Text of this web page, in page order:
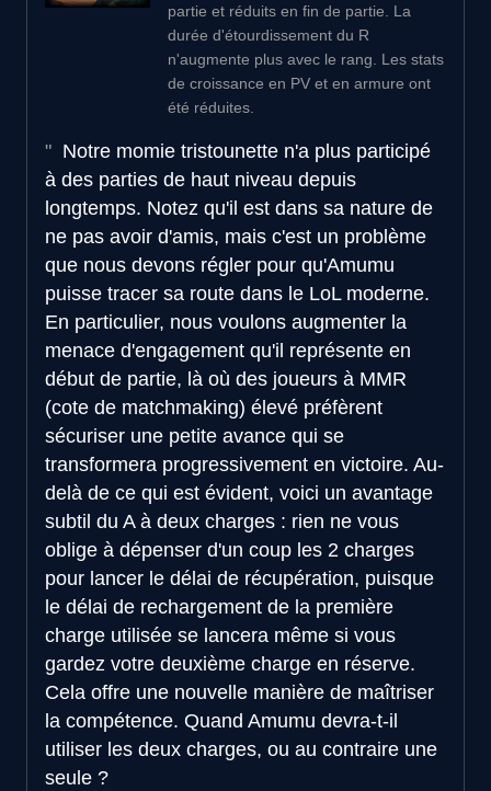
partie et réduits en fin de partie. La
durée d'étourdissement du R
n'augmente plus avec le rang. Les stats
de croissance en PV et en armure ont
été réduites.
Notre momie tristounette n'a plus participé
à des parties de haut niveau depuis
longtemps. Notez qu'il est dans sa nature de
ne pas avoir d'amis, mais c'est un problème
que nous devons régler pour qu'Amumu
puisse tracer sa route dans le LoL moderne.
En particulier, nous voulons augmenter la
menace d'engagement qu'il représente en
début de partie, là où des joueurs à MMR
(cote de matchmaking) élevé préfèrent
sécuriser une petite avance qui se
transformera progressivement en victoire. Au-
delà de ce qui est évident, voici un avantage
subtil du A à deux charges : rien ne vous
oblige à dépenser d'un coup les 2 charges
pour lancer le délai de récupération, puisque
le délai de rechargement de la première
charge utilisée se lancera même si vous
gardez votre deuxième charge en réserve.
Cela offre une nouvelle manière de maîtriser
la compétence. Quand Amumu devra-t-il
utiliser les deux charges, ou au contraire une
seule ?